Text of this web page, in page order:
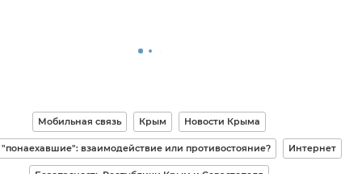
Мобильная связь Крым Новости Крыма
взаимодействие или противостояние? Интернет